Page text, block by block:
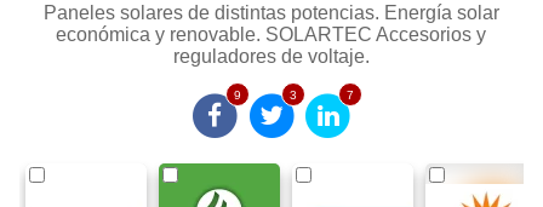
Paneles solares de distintas potencias. Energía solar
económica y renovable. SOLARTEC Accesorios y
reguladores de voltaje.
9 3 7